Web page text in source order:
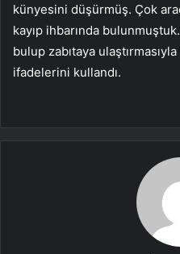
künyesini düşürmüş. Çok
kayıp ihbarında
bulup zabıtaya
ifadelerini kullandı.